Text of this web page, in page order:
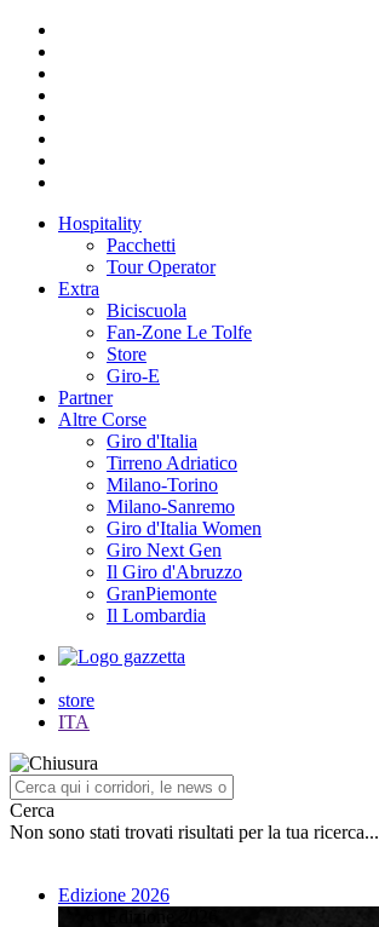
Hospitality
Pacchetti
Tour Operator
Extra
Biciscuola
Fan-Zone Le Tolfe
Store
Giro-E
Partner
Altre Corse
Giro d'Italia
Tirreno Adriatico
Milano-Torino
Milano-Sanremo
Giro d'Italia Women
Giro Next Gen
Il Giro d'Abruzzo
GranPiemonte
Il Lombardia
store
ITA
Cerca
Non sono stati trovati risultati per la tua ricerca...
Edizione 2026